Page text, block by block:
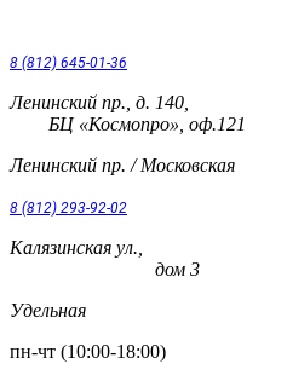
8 (812) 645-01-36
Ленинский пр., д. 140,
БЦ «Космопро», оф.121
Ленинский пр. / Московская
8 (812) 293-92-02
Калязинская ул.,
дом 3
Удельная
пн-чт (10:00-18:00)